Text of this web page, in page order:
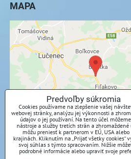
MAPA
Externý obsah je
súkromia
Prajete si načítať externý
Povoliť tentokrát
Povoliť a zapamätať - súhlas s
Funkčné
Otvoriť obsah v novom
Predvoľby súkromia
Cookies používame na zlepšenie vašej
webovej stránky, analýzu jej výkonnosti a
údajov o jej používaní. Na tento účel
nástroje a služby tretích strán a zhromaždené
môžu preniesť k partnerom v EÚ, USA
krajinách. Kliknutím na „Prijať všetky cookies“
svoj súhlas s týmto spracovaním. Nižšie
podrobné informácie alebo upraviť svoje